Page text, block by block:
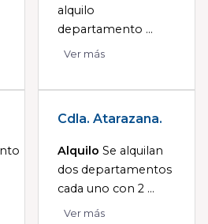
alquilo
departamento ...
Ver más
Cdla. Atarazana.
Alquilo Se alquilan
dos departamentos
cada uno con 2 ...
Ver más